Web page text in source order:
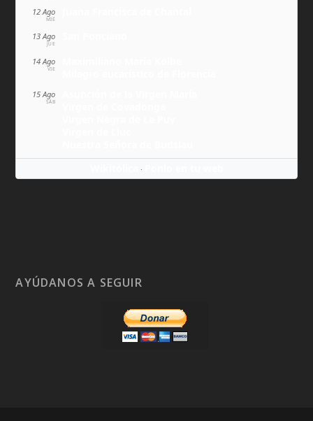
12 Ago
MIÉ
13 Ago
JUE
14 Ago
VIE
15 Ago
SÁB
·
AYÚDANOS A SEGUIR